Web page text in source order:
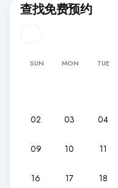
查找免费预约
SUN MON TUE
02 03 04
09 10 11
16 17 18